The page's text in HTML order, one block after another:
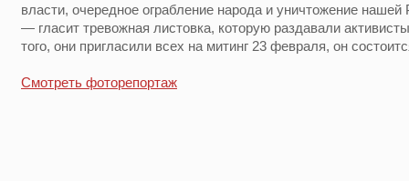
власти, очередное ограбление народа и уничтожение нашей
— гласит тревожная листовка, которую раздавали
того, они пригласили всех на митинг 23 февраля, он
Смотреть фоторепортаж